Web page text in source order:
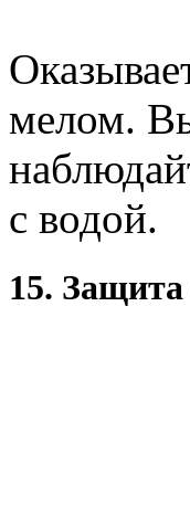
мелом.
с водой.
15.